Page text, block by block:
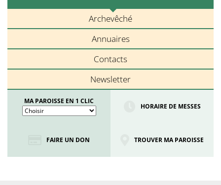
Archevêché
Annuaires
Contacts
Newsletter
MA PAROISSE EN 1 CLIC
HORAIRE DE MESSES
FAIRE UN DON TROUVER MA PAROISSE